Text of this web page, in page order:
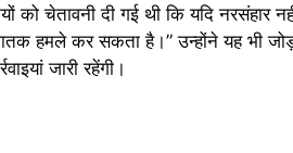
को चेतावनी दी गई थी कि यदि नरसंहार
हमले कर सकता है।” उन्होंने यह भी
जारी रहेंगी।